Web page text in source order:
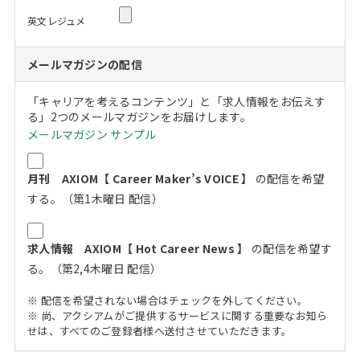
英文レジュメ
メールマガジンの配信
「キャリアを考えるコンテンツ」と「求人情報をお伝えす
る」2つのメールマガジンをお届けします。
メールマガジン サンプル
月刊 AXIOM【 Career Maker’s VOICE 】
の配信を希望
する。（第1木曜日 配信）
求人情報 AXIOM【 Hot Career News 】
の配信を希望す
る。（第2,4木曜日 配信）
※ 配信を希望されない場合はチェックを外してください。
※ 尚、アクシアムがご提供するサービスに関する重要なお知ら
せは、すべてのご登録者様へ送付させていただきます。